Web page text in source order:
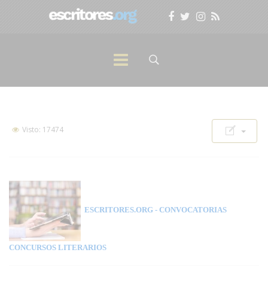
Visto: 17474
ESCRITORES.ORG - CONVOCATORIAS
CONCURSOS LITERARIOS